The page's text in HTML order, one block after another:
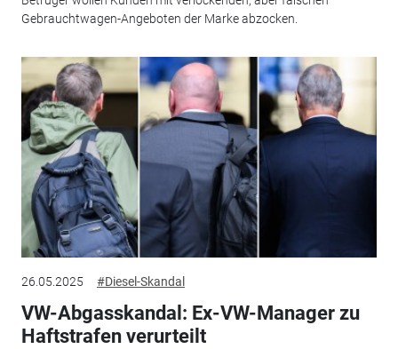
Gebrauchtwagen-Angeboten der Marke abzocken.
26.05.2025 #Diesel-Skandal
VW-Abgasskandal: Ex-VW-Manager zu
Haftstrafen verurteilt